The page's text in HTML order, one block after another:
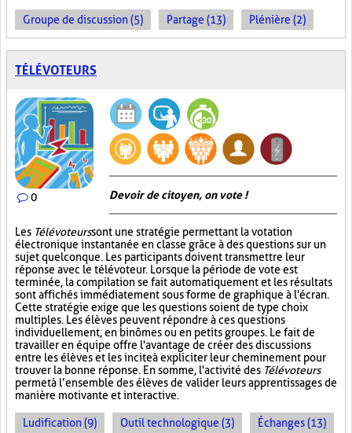
Groupe de discussion (5) Partage (13) Plénière (2)
TÉLÉVOTEURS
0 Devoir de citoyen, on vote !
Les Télévoteurssont une stratégie permettant la votation
électronique instantanée en classe grâce à des questions sur un
sujet quelconque. Les participants doivent transmettre leur
réponse avec le télévoteur. Lorsque la période de vote est
terminée, la compilation se fait automatiquement et les résultats
sont affichés immédiatement sous forme de graphique à l'écran.
Cette stratégie exige que les questions soient de type choix
multiples. Les élèves peuvent répondre à ces questions
individuellement, en binômes ou en petits groupes. Le fait de
travailler en équipe offre l'avantage de créer des discussions
entre les élèves et les incite à expliciter leur cheminement pour
trouver la bonne réponse. En somme, l'activité des Télévoteurs
permet à l’ensemble des élèves de valider leurs apprentissages de
manière motivante et interactive.
Ludification (9) Outil technologique (3) Échanges (13)